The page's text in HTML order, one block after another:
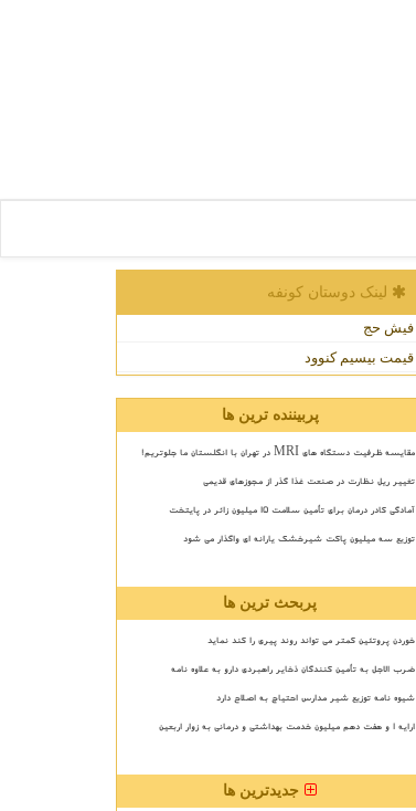
لینک دوستان كونفه
فیش حج
قیمت بیسیم کنوود
پربیننده ترین ها
مقایسه ظرفیت دستگاه های MRI در تهران با انگلستان ما جلوتریم!
تغییر ریل نظارت در صنعت غذا گذر از مجوزهای قدیمی
آمادگی کادر درمان برای تأمین سلامت 15 میلیون زائر در پایتخت
توزیع سه میلیون پاکت شیرخشک یارانه ای واگذار می شود
پربحث ترین ها
خوردن پروتئین کمتر می تواند روند پیری را کند نماید
ضرب الاجل به تأمین کنندگان ذخایر راهبردی دارو به علاوه نامه
شیوه نامه توزیع شیر مدارس احتیاج به اصلاح دارد
ارایه ۱ و هفت دهم میلیون خدمت بهداشتی و درمانی به زوار اربعین
جدیدترین ها